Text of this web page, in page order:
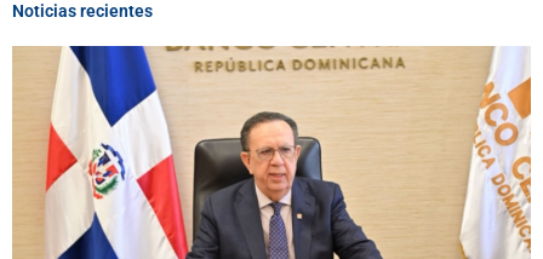
Noticias recientes